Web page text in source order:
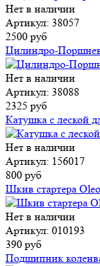
Нет в наличии
Артикул: 38057
2500 руб
Цилиндро-
Нет в наличии
Артикул: 38088
2325 руб
Катушка с леской
Нет в наличии
Артикул: 156017
800 руб
Шкив стартера
Нет в наличии
Артикул: 010193
390 руб
Подшипник